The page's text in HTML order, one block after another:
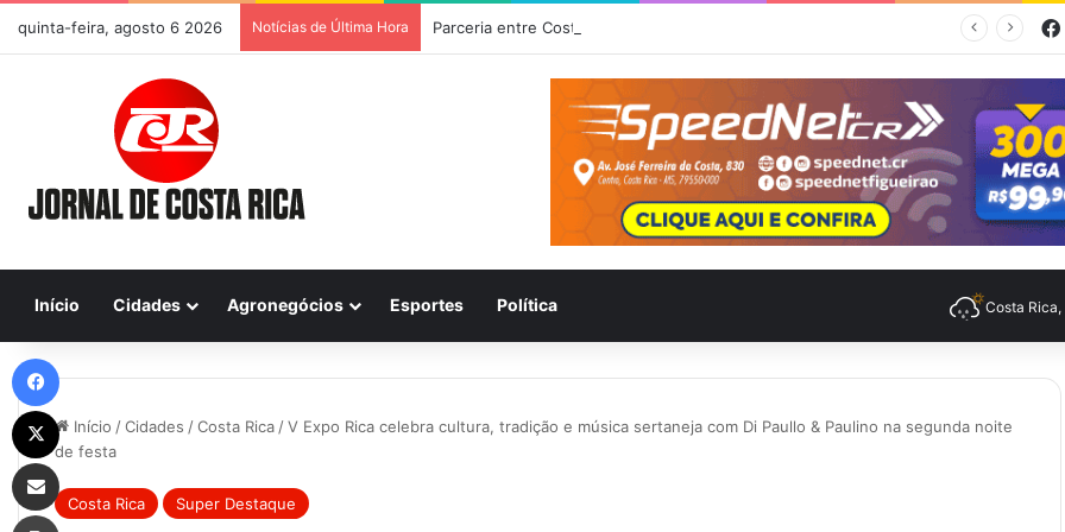
quinta-feira, agosto 6 2026 Notícias de Última Hora
Início Cidades Agronegócios Esportes Política Costa Rica,
Início /Cidades /Costa Rica /V Expo Rica celebra cultura, tradição e música sertaneja com Di Paullo & Paulino na segunda noite
de festa
Costa Rica Super Destaque
Compartilhar via e-mail
Imprimir